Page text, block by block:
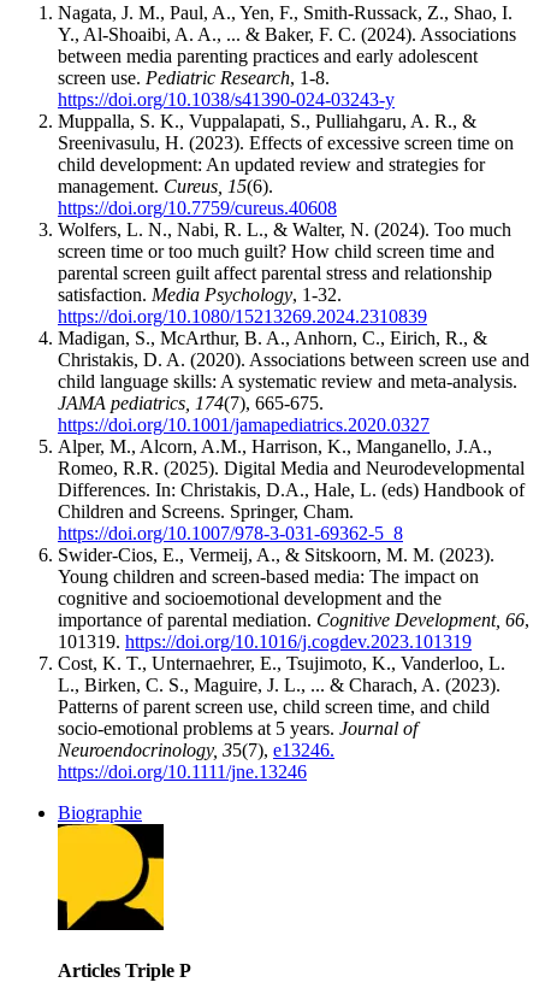
Nagata, J. M., Paul, A., Yen, F., Smith-Russack, Z., Shao, I.
Y., Al-Shoaibi, A. A., ... & Baker, F. C. (2024). Associations
between media parenting practices and early adolescent
screen use. Pediatric Research, 1-8.
https://doi.org/10.1038/s41390-024-03243-y
Muppalla, S. K., Vuppalapati, S., Pulliahgaru, A. R., &
Sreenivasulu, H. (2023). Effects of excessive screen time on
child development: An updated review and strategies for
management. Cureus, 15(6).
https://doi.org/10.7759/cureus.40608
Wolfers, L. N., Nabi, R. L., & Walter, N. (2024). Too much
screen time or too much guilt? How child screen time and
parental screen guilt affect parental stress and relationship
satisfaction. Media Psychology, 1-32.
https://doi.org/10.1080/15213269.2024.2310839
Madigan, S., McArthur, B. A., Anhorn, C., Eirich, R., &
Christakis, D. A. (2020). Associations between screen use and
child language skills: A systematic review and meta-analysis.
JAMA pediatrics, 174(7), 665-675.
https://doi.org/10.1001/jamapediatrics.2020.0327
Alper, M., Alcorn, A.M., Harrison, K., Manganello, J.A.,
Romeo, R.R. (2025). Digital Media and Neurodevelopmental
Differences. In: Christakis, D.A., Hale, L. (eds) Handbook of
Children and Screens. Springer, Cham.
https://doi.org/10.1007/978-3-031-69362-5_8
Swider-Cios, E., Vermeij, A., & Sitskoorn, M. M. (2023).
Young children and screen-based media: The impact on
cognitive and socioemotional development and the
importance of parental mediation. Cognitive Development, 66,
101319. https://doi.org/10.1016/j.cogdev.2023.101319
Cost, K. T., Unternaehrer, E., Tsujimoto, K., Vanderloo, L.
L., Birken, C. S., Maguire, J. L., ... & Charach, A. (2023).
Patterns of parent screen use, child screen time, and child
socio‐emotional problems at 5 years. Journal of
Neuroendocrinology, 35(7), e13246.
https://doi.org/10.1111/jne.13246
Biographie
Articles Triple P